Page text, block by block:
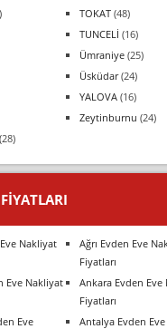
TOKAT (48)
TUNCELİ (16)
Ümraniye (25)
Üsküdar(24)
YALOVA (16)
Zeytinburnu (24)
(28)
Nakliyat
Ağrı Evden Eve
Fiyatları
Eve Nakliyat
Ankara Evden Eve
Fiyatları
Eve
Antalya Evden